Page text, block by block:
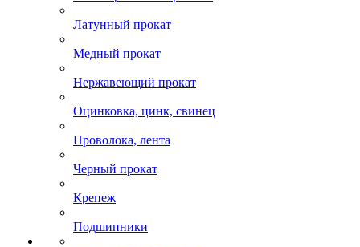
Латунный прокат
Медный прокат
Нержавеющий прокат
Оцинковка, цинк, свинец
Проволока, лента
Черный прокат
Крепеж
Подшипники